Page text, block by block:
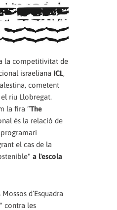
la competitivitat de
israeliana ICL,
cometent
riu Llobregat.
la fira “The
és la relació de
el cas de la
a l'escola
d’Esquadra
contra les